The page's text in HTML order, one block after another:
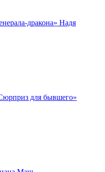
дракона» Надя
для бывшего»